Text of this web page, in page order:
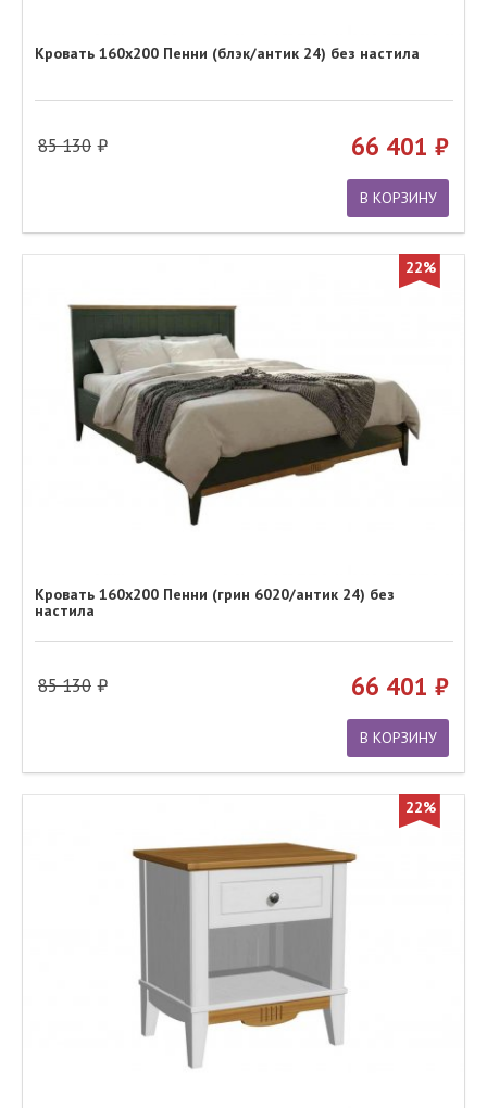
Кровать 160х200 Пенни (блэк/антик 24) без настила
85 130 66 401
В КОРЗИНУ
22%
Кровать 160х200 Пенни (грин 6020/антик 24) без
настила
85 130 66 401
В КОРЗИНУ
22%